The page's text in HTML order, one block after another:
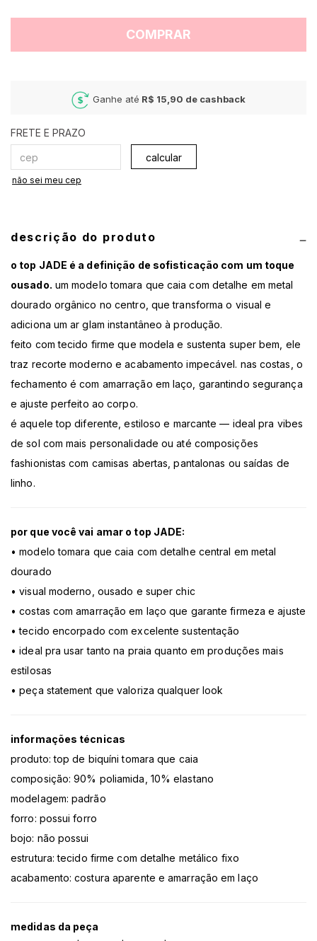
COMPRAR
Ganhe até R$ 15,90 de cashback
calcular
não sei meu cep
descrição do produto
o top JADE é a definição de sofisticação com um toque
ousado. um modelo tomara que caia com detalhe em metal
dourado orgânico no centro, que transforma o visual e
adiciona um ar glam instantâneo à produção.
feito com tecido firme que modela e sustenta super bem, ele
traz recorte moderno e acabamento impecável. nas costas, o
fechamento é com amarração em laço, garantindo segurança
e ajuste perfeito ao corpo.
é aquele top diferente, estiloso e marcante — ideal pra vibes
de sol com mais personalidade ou até composições
fashionistas com camisas abertas, pantalonas ou saídas de
linho.
por que você vai amar o top JADE:
• modelo tomara que caia com detalhe central em metal
dourado
• visual moderno, ousado e super chic
• costas com amarração em laço que garante firmeza e ajuste
• tecido encorpado com excelente sustentação
• ideal pra usar tanto na praia quanto em produções mais
estilosas
• peça statement que valoriza qualquer look
informações técnicas
produto: top de biquíni tomara que caia
composição: 90% poliamida, 10% elastano
modelagem: padrão
forro: possui forro
bojo: não possui
estrutura: tecido firme com detalhe metálico fixo
acabamento: costura aparente e amarração em laço
medidas da peça